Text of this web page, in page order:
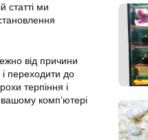
статті ми
від причини
переходити до
терпіння і
комп’ютері